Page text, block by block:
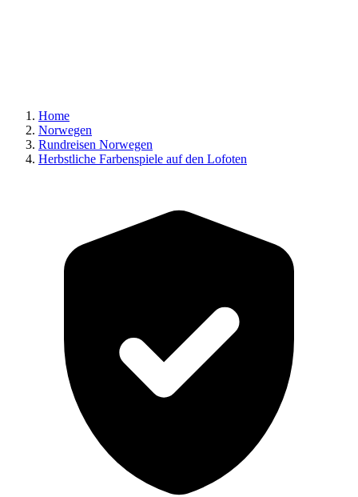
Home
Norwegen
Rundreisen Norwegen
Herbstliche Farbenspiele auf den Lofoten